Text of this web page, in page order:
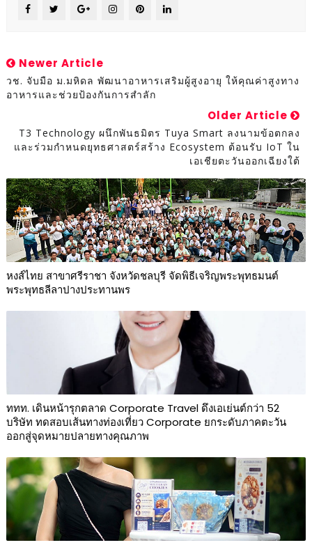
Newer Article
วช. จับมือ ม.มหิดล พัฒนาอาหารเสริมผู้สูงอายุ ให้คุณค่าสูงทาง
อาหารและช่วยป้องกันการสำลัก
Older Article
T3 Technology ผนึกพันธมิตร Tuya Smart ลงนามข้อตกลง
และร่วมกำหนดยุทธศาสตร์สร้าง Ecosystem ต้อนรับ IoT ใน
เอเชียตะวันออกเฉียงใต้
หงส์ไทย สาขาศรีราชา จังหวัดชลบุรี จัดพิธีเจริญพระพุทธมนต์
พระพุทธลีลาปางประทานพร
ททท. เดินหน้ารุกตลาด Corporate Travel ดึงเอเย่นต์กว่า 52
บริษัท ทดสอบเส้นทางท่องเที่ยว Corporate ยกระดับภาคตะวัน
ออกสู่จุดหมายปลายทางคุณภาพ